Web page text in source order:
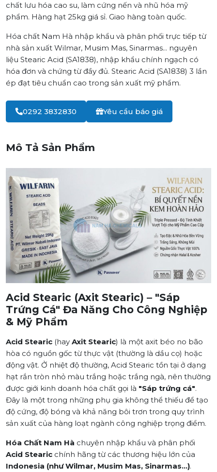
chất lưu hóa cao su, làm cứng nến và nhũ hóa mỹ
phẩm. Hàng hạt 25kg giá sỉ. Giao hàng toàn quốc.
Hóa chất Nam Hà nhập khẩu và phân phối trực tiếp từ
nhà sản xuất Wilmar, Musim Mas, Sinarmas... nguyên
liệu Stearic Acid (SA1838), nhập khẩu chính ngạch có
hóa đơn và chứng từ đầy đủ. Stearic Acid (SA1838) 3 lần
ép đạt tiêu chuẩn cao trong sản xuất mỹ phẩm.
0292 3832830 Yêu cầu báo giá
Mô Tả Sản Phẩm
Acid Stearic (Axit Stearic) – "Sáp
Trứng Cá" Đa Năng Cho Công Nghiệp
& Mỹ Phẩm
Acid Stearic (hay Axit Stearic) là một axit béo no bão
hòa có nguồn gốc từ thực vật (thường là dầu cọ) hoặc
động vật. Ở nhiệt độ thường, Acid Stearic tồn tại ở dạng
hạt rắn tròn nhỏ màu trắng hoặc trắng ngà, nên thường
được giới kinh doanh hóa chất gọi là "Sáp trứng cá".
Đây là một trong những phụ gia không thể thiếu để tạo
độ cứng, độ bóng và khả năng bôi trơn trong quy trình
sản xuất của hàng loạt ngành công nghiệp trọng điểm.
Hóa Chất Nam Hà chuyên nhập khẩu và phân phối
Acid Stearic chính hãng từ các thương hiệu lớn của
Indonesia (như Wilmar, Musim Mas, Sinarmas...).